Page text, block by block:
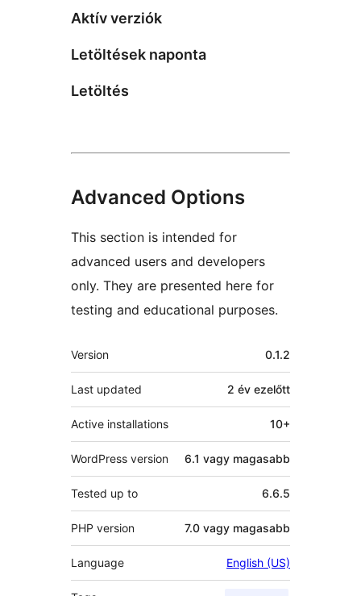
Aktív verziók
Letöltések naponta
Letöltés
Advanced Options
This section is intended for
advanced users and developers
only. They are presented here for
testing and educational purposes.
Meta
Version 0.1.2
Last updated 2 év ezelőtt
Active installations 10+
WordPress version 6.1 vagy magasabb
Tested up to 6.6.5
PHP version 7.0 vagy magasabb
Language English (US)